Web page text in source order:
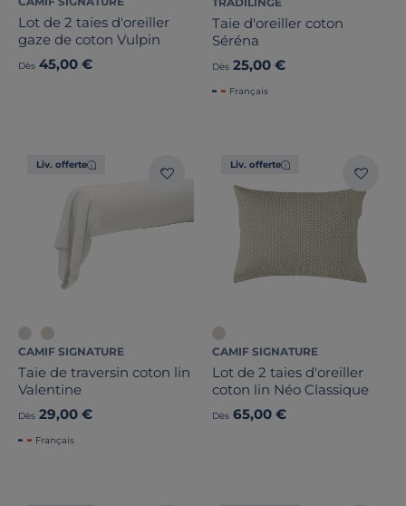
Lot de 2 taies d'oreiller
gaze de coton Vulpin
Dès 45,00 €
Taie d'oreiller coton
Séréna
Dès 25,00 €
Français
Liv. offerte
CAMIF SIGNATURE
Taie de traversin coton lin
Valentine
Dès 29,00 €
Français
Liv. offerte
CAMIF SIGNATURE
Lot de 2 taies d'oreiller
coton lin Néo Classique
Dès 65,00 €